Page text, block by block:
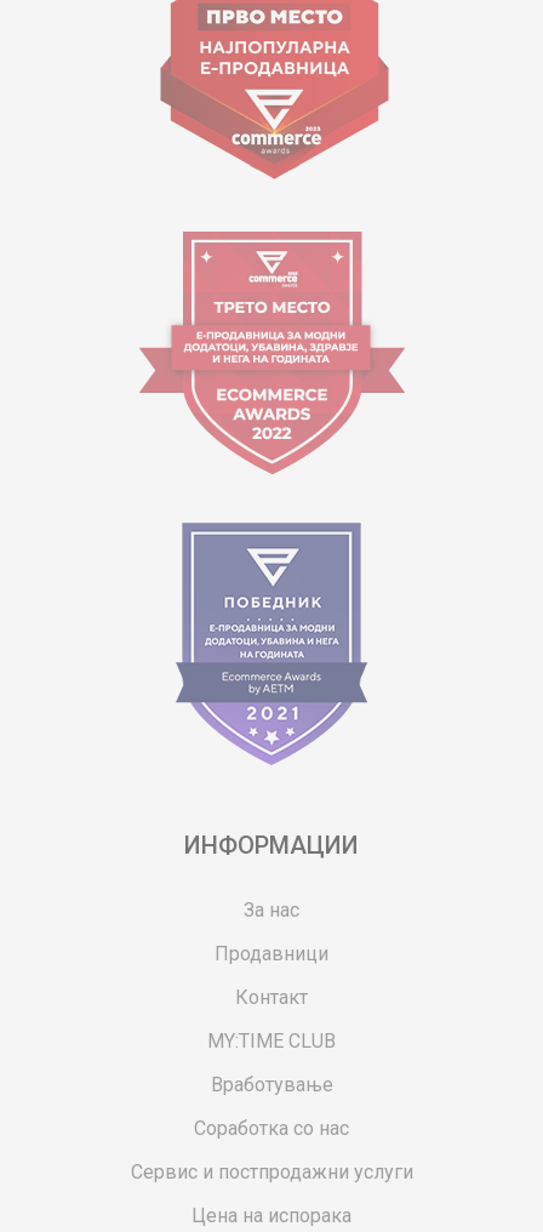
contact@mytime.mk
Работно време:
09:00 до 17:00
ИНФОРМАЦИИ
За нас
Продавници
Контакт
MY:TIME CLUB
Вработување
Соработка со нас
Сервис и постпродажни услуги
Цена на испорака